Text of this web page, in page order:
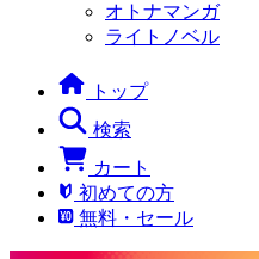
オトナマンガ
ライトノベル
トップ
検索
カート
初めての方
無料・セール